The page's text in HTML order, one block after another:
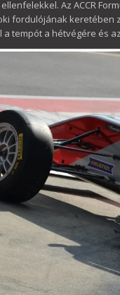
Az ACCR
fordulójának
tempót a hétvégére és